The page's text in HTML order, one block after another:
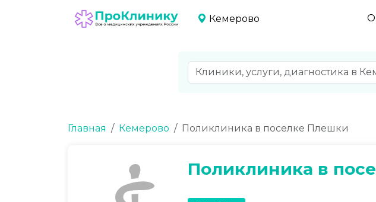
Кемерово О
Главная Кемерово Поликлиника в поселке Плешки
Поликлиника в